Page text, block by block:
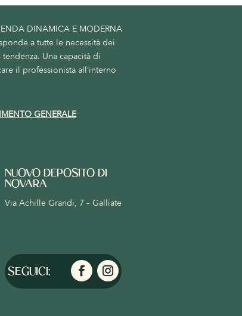
DINAMICA E MODERNA
a tutte le necessità dei
Una capacità di
il professionista all’interno
GENERALE
NUOVO DEPOSITO DI
NOVARA
Via Achille Grandi, 7 – Galliate